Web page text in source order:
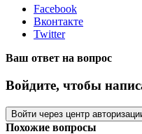
Facebook
Вконтакте
Twitter
Ваш ответ на вопрос
Войдите, чтобы
Войти через центр
Похожие вопросы